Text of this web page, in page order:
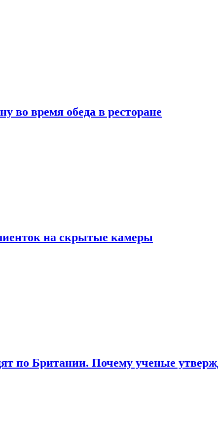
время обеда в ресторане
на скрытые камеры
по Британии. Почему ученые